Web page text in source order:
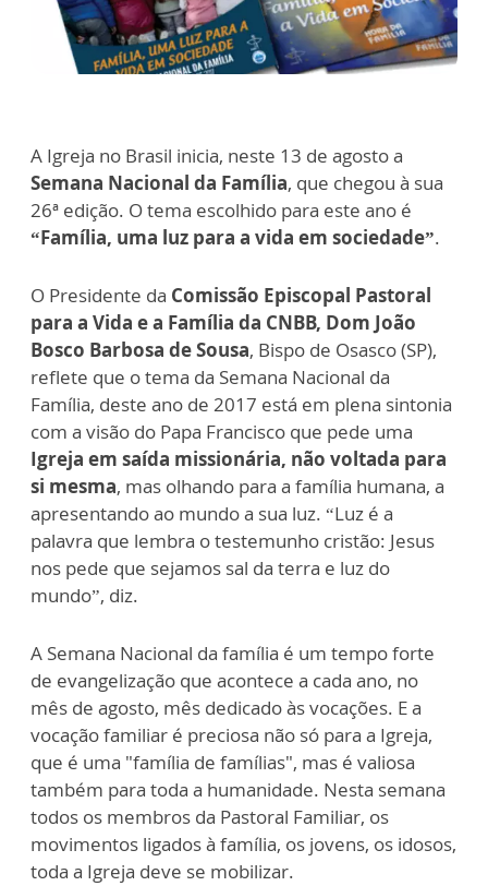
A Igreja no Brasil inicia, neste 13 de agosto a
Semana Nacional da Família, que chegou à sua
26ª edição. O tema escolhido para este ano é
“Família, uma luz para a vida em sociedade”.
O Presidente da Comissão Episcopal Pastoral
para a Vida e a Família da CNBB, Dom João
Bosco Barbosa de Sousa, Bispo de Osasco (SP),
reflete que o tema da Semana Nacional da
Família, deste ano de 2017 está em plena sintonia
com a visão do Papa Francisco que pede uma
Igreja em saída missionária, não voltada para
si mesma, mas olhando para a família humana, a
apresentando ao mundo a sua luz. “Luz é a
palavra que lembra o testemunho cristão: Jesus
nos pede que sejamos sal da terra e luz do
mundo”, diz.
A Semana Nacional da família é um tempo forte
de evangelização que acontece a cada ano, no
mês de agosto, mês dedicado às vocações. E a
vocação familiar é preciosa não só para a Igreja,
que é uma "família de famílias", mas é valiosa
também para toda a humanidade. Nesta semana
todos os membros da Pastoral Familiar, os
movimentos ligados à família, os jovens, os idosos,
toda a Igreja deve se mobilizar.